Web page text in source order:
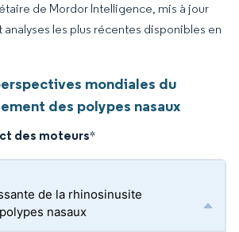
de Mordor Intelligence, mis à jour
les plus récentes disponibles en
mondiales du
des polypes nasaux
des moteurs*
de la rhinosinusite
nasaux